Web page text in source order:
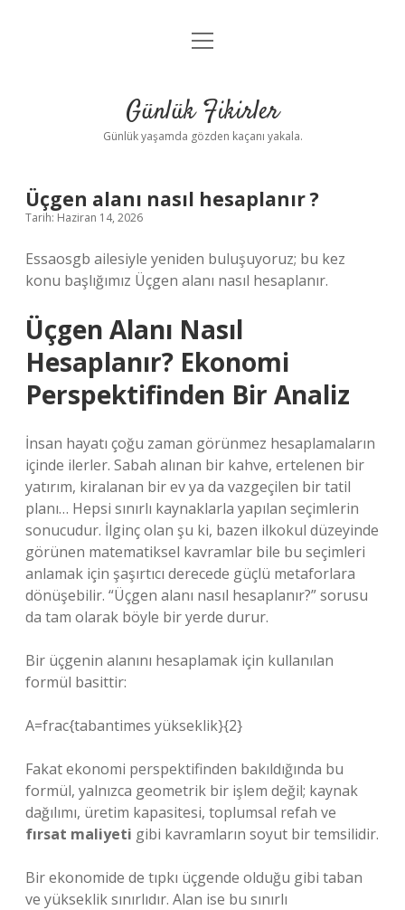
Anasayfa
Yasal Uyarı
menüyü
Günlük Fikirler
Günlük yaşamda gözden kaçanı yakala.
Üçgen alanı nasıl hesaplanır ?
Tarih: Haziran 14, 2026
Essaosgb ailesiyle yeniden buluşuyoruz; bu kez
konu başlığımız Üçgen alanı nasıl hesaplanır.
Üçgen Alanı Nasıl
Hesaplanır? Ekonomi
Perspektifinden Bir Analiz
İnsan hayatı çoğu zaman görünmez hesaplamaların
içinde ilerler. Sabah alınan bir kahve, ertelenen bir
yatırım, kiralanan bir ev ya da vazgeçilen bir tatil
planı… Hepsi sınırlı kaynaklarla yapılan seçimlerin
sonucudur. İlginç olan şu ki, bazen ilkokul düzeyinde
görünen matematiksel kavramlar bile bu seçimleri
anlamak için şaşırtıcı derecede güçlü metaforlara
dönüşebilir. “Üçgen alanı nasıl hesaplanır?” sorusu
da tam olarak böyle bir yerde durur.
Bir üçgenin alanını hesaplamak için kullanılan
formül basittir:
A=frac{tabantimes yükseklik}{2}
Fakat ekonomi perspektifinden bakıldığında bu
formül, yalnızca geometrik bir işlem değil; kaynak
dağılımı, üretim kapasitesi, toplumsal refah ve
fırsat maliyeti gibi kavramların soyut bir temsilidir.
Bir ekonomide de tıpkı üçgende olduğu gibi taban
ve yükseklik sınırlıdır. Alan ise bu sınırlı